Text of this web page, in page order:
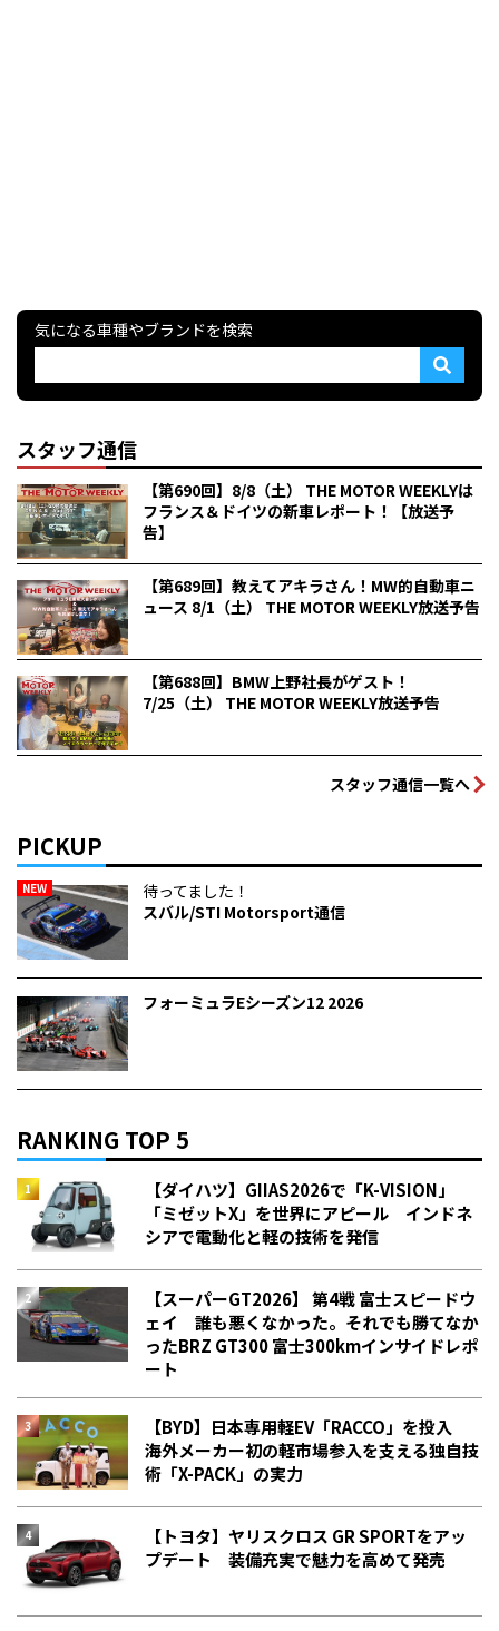
気になる車種やブランドを検索
スタッフ通信
【第690回】8/8（土） THE MOTOR WEEKLYは
フランス＆ドイツの新車レポート！【放送予
告】
【第689回】教えてアキラさん！MW的自動車ニ
ュース 8/1（土） THE MOTOR WEEKLY放送予告
【第688回】BMW上野社長がゲスト！
7/25（土） THE MOTOR WEEKLY放送予告
スタッフ通信一覧へ
PICKUP
NEW
待ってました！
スバル/STI Motorsport通信
フォーミュラEシーズン12 2026
RANKING TOP 5
【ダイハツ】GIIAS2026で「K-VISION」
「ミゼットX」を世界にアピール インドネ
シアで電動化と軽の技術を発信
【スーパーGT2026】 第4戦 富士スピードウ
ェイ 誰も悪くなかった。それでも勝てなか
った――BRZ GT300 富士300kmインサイドレポ
ート
【BYD】日本専用軽EV「RACCO」を投入
海外メーカー初の軽市場参入を支える独自技
術「X-PACK」の実力
【トヨタ】ヤリスクロス GR SPORTをアッ
プデート 装備充実で魅力を高めて発売